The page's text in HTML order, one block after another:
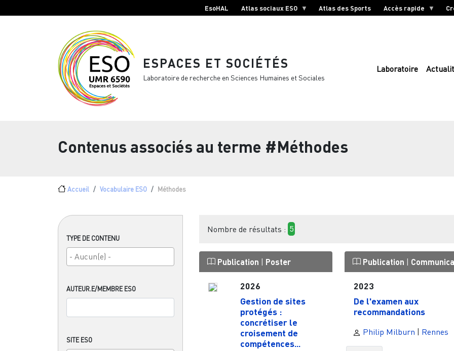
EsoHAL Atlas sociaux ESO Atlas des Sports Accès rapide
ESPACES ET SOCIÉTÉS
Laboratoire de recherche en Sciences Humaines et Sociales
Laboratoire
Contenus associés au terme #Méthodes
Fil d'Ariane
Accueil Vocabulaire ESO Méthodes
TYPE DE CONTENU
AUTEUR.E/MEMBRE ESO
SITE ESO
Nombre de résultats : 5
Publication | Poster
2026
Gestion de sites
protégés :
concrétiser le
croisement de
compétences...
Publication |
2023
De l'examen aux
recommandations
Philip Milburn | Rennes